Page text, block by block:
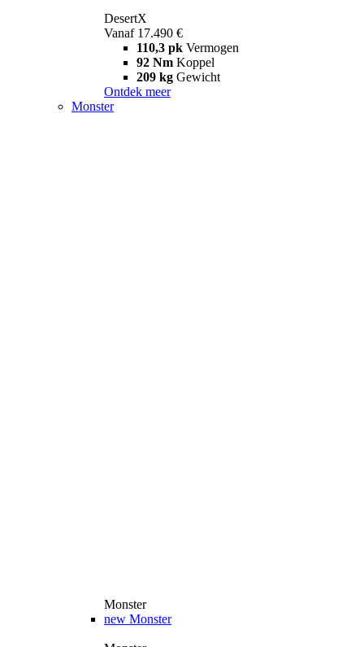
DesertX
Vanaf 17.490 €
110,3 pk Vermogen
92 Nm Koppel
209 kg Gewicht
Ontdek meer
Monster
Monster
new Monster